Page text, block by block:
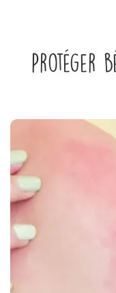
Protéger